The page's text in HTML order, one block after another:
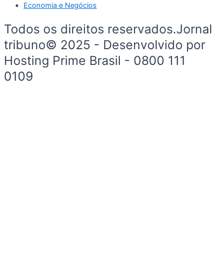
Economia e Negócios
Todos os direitos reservados.Jornal
tribuno© 2025 - Desenvolvido por
Hosting Prime Brasil - 0800 111
0109